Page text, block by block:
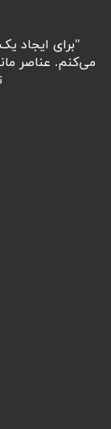
"برای ایجاد
می‌کنم. عناصر